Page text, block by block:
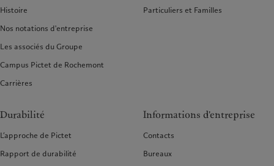
Histoire
Nos notations d'entreprise
Les associés du Groupe
Campus Pictet de Rochemont
Carrières
Particuliers et Familles
Durabilité
L’approche de Pictet
Rapport de durabilité
Informations d'entreprise
Contacts
Bureaux